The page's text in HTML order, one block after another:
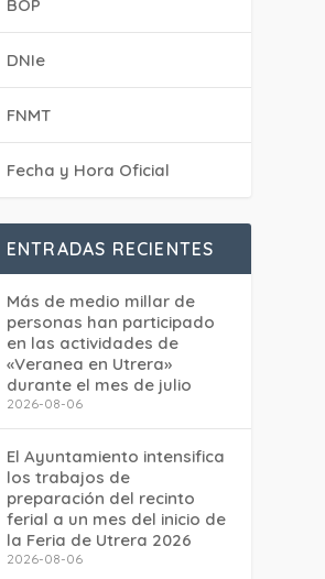
BOP
DNIe
FNMT
Fecha y Hora Oficial
ENTRADAS RECIENTES
Más de medio millar de
personas han participado
en las actividades de
«Veranea en Utrera»
durante el mes de julio
2026-08-06
El Ayuntamiento intensifica
los trabajos de
preparación del recinto
ferial a un mes del inicio de
la Feria de Utrera 2026
2026-08-06